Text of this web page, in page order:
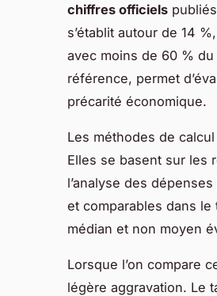
chiffres officiels
s’établit autour de 14
avec moins de 60 %
référence, permet
précarité économique.
Les méthodes de
Elles se basent sur les
l’analyse des
et comparables dans
médian et non moyen
Lorsque l’on compare
légère aggravation. Le